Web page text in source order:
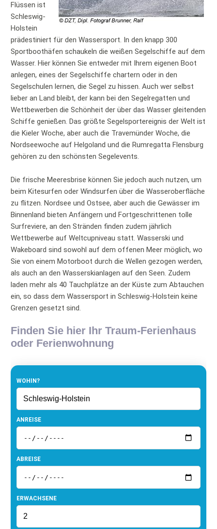
Flüssen ist
Schleswig-
Holstein
prädestiniert für den Wassersport. In den knapp 300
Sportboothäfen schaukeln die weißen Segelschiffe auf dem
Wasser. Hier können Sie entweder mit Ihrem eigenen Boot
anlegen, eines der Segelschiffe chartern oder in den
Segelschulen lernen, die Segel zu hissen. Auch wer selbst
lieber an Land bleibt, der kann bei den Segelregatten und
Wettbewerben die Schönheit der über das Wasser gleitenden
Schiffe genießen. Das größte Segelsportereignis der Welt ist
die Kieler Woche, aber auch die Travemünder Woche, die
Nordseewoche auf Helgoland und die Rumregatta Flensburg
gehören zu den schönsten Segelevents.
Die frische Meeresbrise können Sie jedoch auch nutzen, um
beim Kitesurfen oder Windsurfen über die Wasseroberfläche
zu flitzen. Nordsee und Ostsee, aber auch die Gewässer im
Binnenland bieten Anfängern und Fortgeschrittenen tolle
Surfreviere, an den Stränden finden zudem jährlich
Wettbewerbe auf Weltcupniveau statt. Wasserski und
Wakeboard sind sowohl auf dem offenen Meer möglich, wo
Sie von einem Motorboot durch die Wellen gezogen werden,
als auch an den Wasserskianlagen auf den Seen. Zudem
laden mehr als 40 Tauchplätze an der Küste zum Abtauchen
ein, so dass dem Wassersport in Schleswig-Holstein keine
Grenzen gesetzt sind.
Finden Sie hier Ihr Traum-Ferienhaus
oder Ferienwohnung
WOHIN?
ANREISE
ABREISE
ERWACHSENE